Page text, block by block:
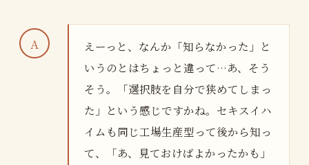
えーっと、なんか「知らなかった」と
いうのとはちょっと違って…あ、そう
そう。「選択肢を自分で狭めてしまっ
た」という感じですかね。セキスイハ
イムも同じ工場生産型って後から知っ
て、「あ、見ておけばよかったかも」